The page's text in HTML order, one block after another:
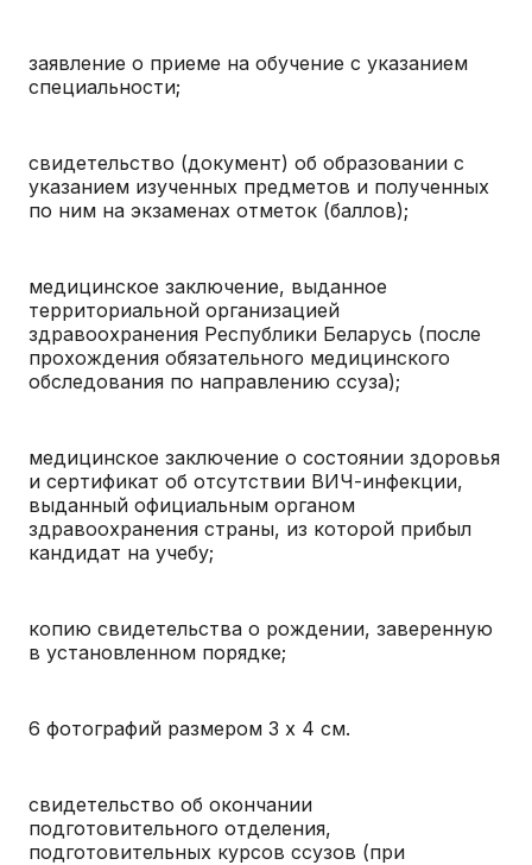
заявление о приеме на обучение с указанием
специальности;
свидетельство (документ) об образовании с
указанием изученных предметов и полученных
по ним на экзаменах отметок (баллов);
медицинское заключение, выданное
территориальной организацией
здравоохранения Республики Беларусь (после
прохождения обязательного медицинского
обследования по направлению ссуза);
медицинское заключение о состоянии здоровья
и сертификат об отсутствии ВИЧ-инфекции,
выданный официальным органом
здравоохранения страны, из которой прибыл
кандидат на учебу;
копию свидетельства о рождении, заверенную
в установленном порядке;
6 фотографий размером 3 x 4 см.
свидетельство об окончании
подготовительного отделения,
подготовительных курсов ссузов (при